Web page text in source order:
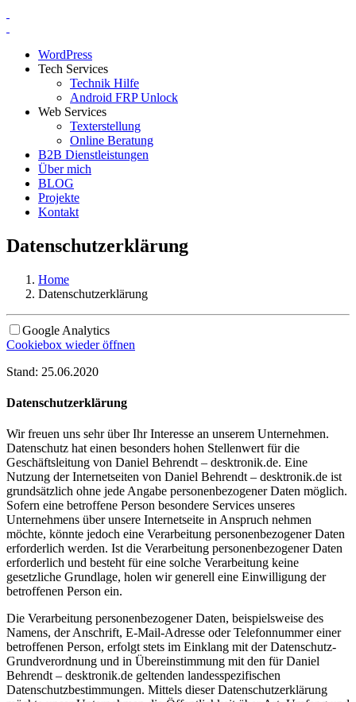
WordPress
Tech Services
Technik Hilfe
Android FRP Unlock
Web Services
Texterstellung
Online Beratung
B2B Dienstleistungen
Über mich
BLOG
Projekte
Kontakt
Datenschutzerklärung
Home
Datenschutzerklärung
Google Analytics
Cookiebox wieder öffnen
Stand: 25.06.2020
Datenschutzerklärung
Wir freuen uns sehr über Ihr Interesse an unserem Unternehmen.
Datenschutz hat einen besonders hohen Stellenwert für die
Geschäftsleitung von Daniel Behrendt – desktronik.de. Eine
Nutzung der Internetseiten von Daniel Behrendt – desktronik.de ist
grundsätzlich ohne jede Angabe personenbezogener Daten möglich.
Sofern eine betroffene Person besondere Services unseres
Unternehmens über unsere Internetseite in Anspruch nehmen
möchte, könnte jedoch eine Verarbeitung personenbezogener Daten
erforderlich werden. Ist die Verarbeitung personenbezogener Daten
erforderlich und besteht für eine solche Verarbeitung keine
gesetzliche Grundlage, holen wir generell eine Einwilligung der
betroffenen Person ein.
Die Verarbeitung personenbezogener Daten, beispielsweise des
Namens, der Anschrift, E-Mail-Adresse oder Telefonnummer einer
betroffenen Person, erfolgt stets im Einklang mit der Datenschutz-
Grundverordnung und in Übereinstimmung mit den für Daniel
Behrendt – desktronik.de geltenden landesspezifischen
Datenschutzbestimmungen. Mittels dieser Datenschutzerklärung